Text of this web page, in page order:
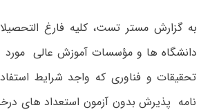
به گزارش مستر تست، کلیه فارغ
دانشگاه ها و مؤسسات آموزش عالی مورد
تحقیقات و فناوری که واجد شرایط
نامه پذیرش بدون آزمون استعداد های